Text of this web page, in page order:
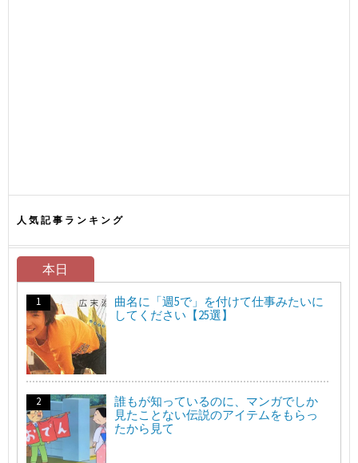
人気記事ランキング
本日
曲名に「週5で」を付けて仕事みたいに
してください【25選】
誰もが知っているのに、マンガでしか
見たことない伝説のアイテムをもらっ
たから見て